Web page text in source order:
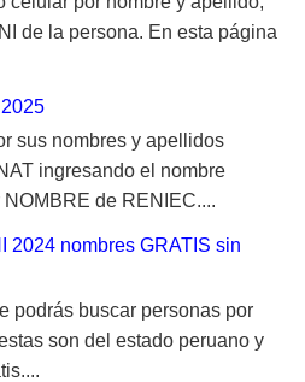
de la persona. En esta página
sus nombres y apellidos
ingresando el nombre
de RENIEC....
2024 nombres GRATIS sin
podrás buscar personas por
son del estado peruano y